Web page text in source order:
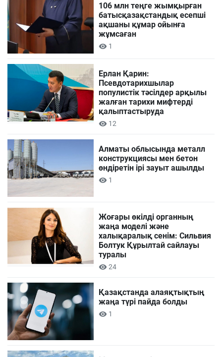
106 млн теңге жымқырған
батысқазақстандық есепші
ақшаны құмар ойынға
жұмсаған
1
Ерлан Қарин:
Псевдотарихшылар
популистік тәсілдер арқылы
жалған тарихи мифтерді
қалыптастыруда
12
Алматы облысында металл
конструкциясы мен бетон
өндіретін ірі зауыт ашылды
1
Жоғары өкілді органның
жаңа моделі және
халықаралық сенім: Сильвия
Болтук Құрылтай сайлауы
туралы
24
Қазақстанда алаяқтықтың
жаңа түрі пайда болды
1